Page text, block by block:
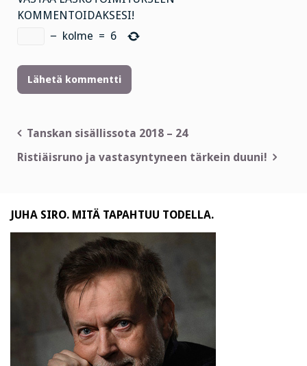
KOMMENTOIDAKSESI!
− kolme = 6
Artikkelien
selaus
Tanskan sisällissota 2018 – 24
Ristiäisruno ja vastasyntyneen tärkein duuni!
JUHA SIRO. MITÄ TAPAHTUU TODELLA.